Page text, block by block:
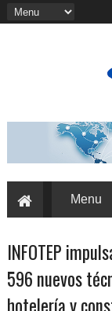
INFOTEP
596 nuevos
hotelería y